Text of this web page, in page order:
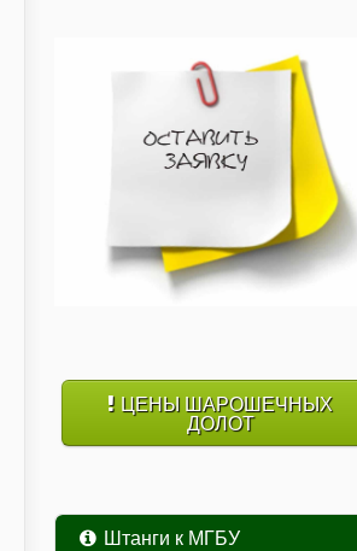
ЦЕНЫ ШАРОШЕЧНЫХ
ДОЛОТ
Штанги к МГБУ